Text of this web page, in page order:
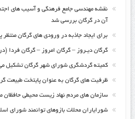
نقشه مهندسی جامع فرهنگی و آسیب های
آن در گرگان بررسی شد
برای ایجاد جاذبه در ورودی های گرگان
گرگان دیـروز – گرگان امروز – گرگان فردا
کمیته گردشگری شورای شهر گرگان تشکیل
ظرفیت های گرگان به عنوان پایتخت طبیعت
سازمان های مردم نهاد زیست محیطی حافظان
شورایاران محلات بازوهای توانمند شورای